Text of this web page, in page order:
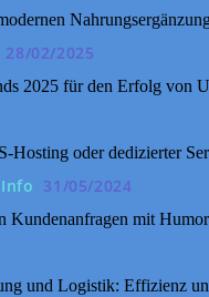
28/02/2025
2025 für den Erfolg von
Hosting oder dedizierter
Info 31/05/2024
Kundenanfragen mit
und Logistik: Effizienz